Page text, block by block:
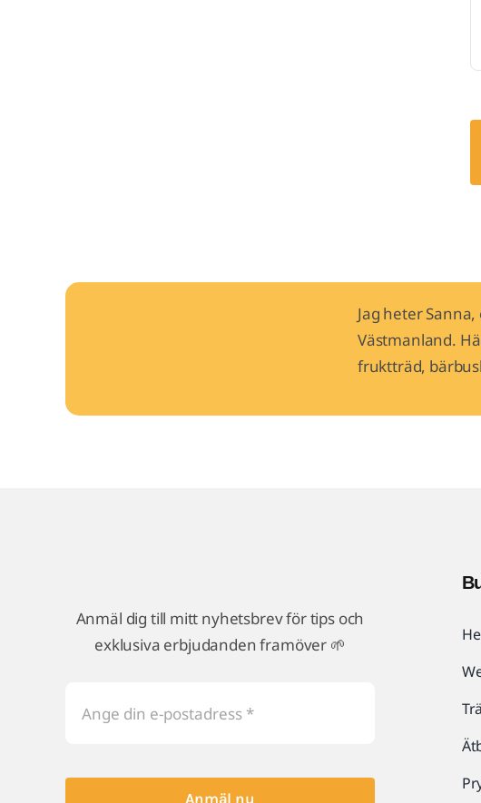
Jag heter
Västmanland.
fruktträd,
Anmäl dig till mitt nyhetsbrev för tips och
exklusiva erbjudanden framöver 🌱
Anmäl nu